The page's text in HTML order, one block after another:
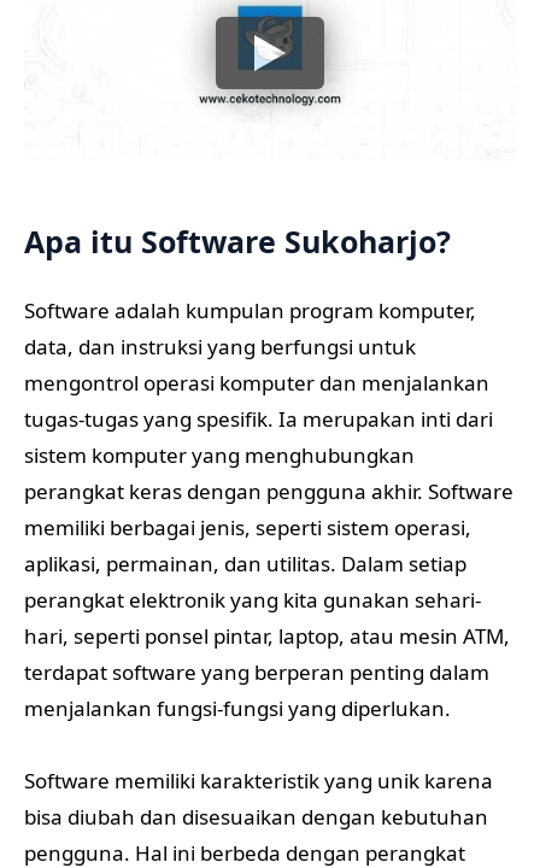
Apa itu Software Sukoharjo?
Software adalah kumpulan program komputer,
data, dan instruksi yang berfungsi untuk
mengontrol operasi komputer dan menjalankan
tugas-tugas yang spesifik. Ia merupakan inti dari
sistem komputer yang menghubungkan
perangkat keras dengan pengguna akhir. Software
memiliki berbagai jenis, seperti sistem operasi,
aplikasi, permainan, dan utilitas. Dalam setiap
perangkat elektronik yang kita gunakan sehari-
hari, seperti ponsel pintar, laptop, atau mesin ATM,
terdapat software yang berperan penting dalam
menjalankan fungsi-fungsi yang diperlukan.
Software memiliki karakteristik yang unik karena
bisa diubah dan disesuaikan dengan kebutuhan
pengguna. Hal ini berbeda dengan perangkat